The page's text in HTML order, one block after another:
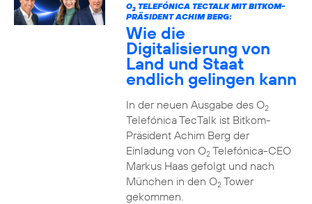
O2TELEFÓNICA TECTALK MIT BITKOM-
PRÄSIDENT ACHIM BERG:
Wie die
Digitalisierung von
Land und Staat
endlich gelingen kann
In der neuen Ausgabe des O2
Telefónica TecTalk ist Bitkom-
Präsident Achim Berg der
Einladung von O2Telefónica-CEO
Markus Haas gefolgt und nach
München in den O2Tower
gekommen.